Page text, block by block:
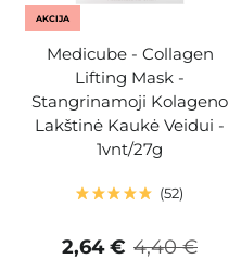
AKCIJA
Medicube - Collagen
Lifting Mask -
Stangrinamoji Kolageno
Lakštinė Kaukė Veidui -
1vnt/27g
52
4,40 €
2,64 €